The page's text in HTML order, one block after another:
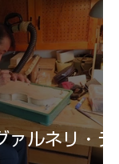
ルネリ・デ